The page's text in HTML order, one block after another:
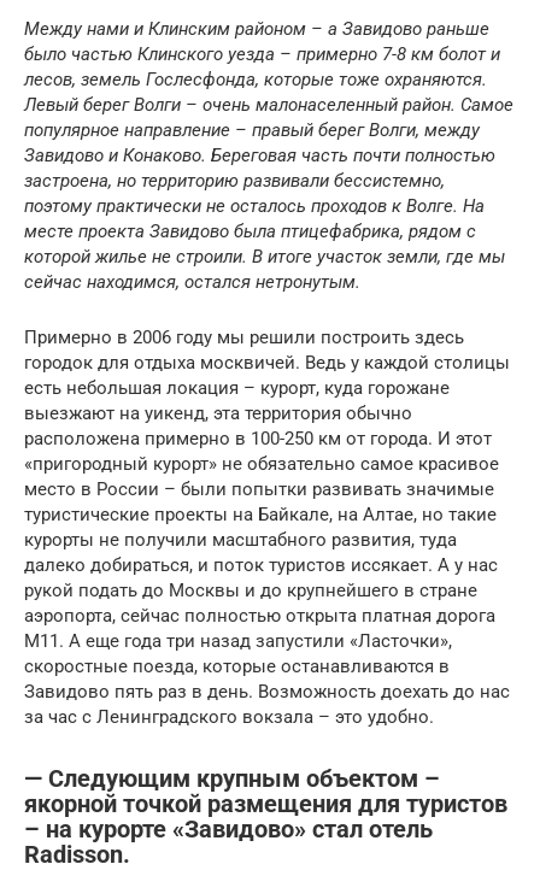
Между нами и Клинским районом – а Завидово раньше
было частью Клинского уезда – примерно 7-8 км болот и
лесов, земель Гослесфонда, которые тоже охраняются.
Левый берег Волги – очень малонаселенный район. Самое
популярное направление – правый берег Волги, между
Завидово и Конаково. Береговая часть почти полностью
застроена, но территорию развивали бессистемно,
поэтому практически не осталось проходов к Волге. На
месте проекта Завидово была птицефабрика, рядом с
которой жилье не строили. В итоге участок земли, где мы
сейчас находимся, остался нетронутым.
Примерно в 2006 году мы решили построить здесь
городок для отдыха москвичей. Ведь у каждой столицы
есть небольшая локация – курорт, куда горожане
выезжают на уикенд, эта территория обычно
расположена примерно в 100-250 км от города. И этот
«пригородный курорт» не обязательно самое красивое
место в России – были попытки развивать значимые
туристические проекты на Байкале, на Алтае, но такие
курорты не получили масштабного развития, туда
далеко добираться, и поток туристов иссякает. А у нас
рукой подать до Москвы и до крупнейшего в стране
аэропорта, сейчас полностью открыта платная дорога
М11. А еще года три назад запустили «Ласточки»,
скоростные поезда, которые останавливаются в
Завидово пять раз в день. Возможность доехать до нас
за час с Ленинградского вокзала – это удобно.
— Следующим крупным объектом –
якорной точкой размещения для туристов
– на курорте «Завидово» стал отель
Radisson.